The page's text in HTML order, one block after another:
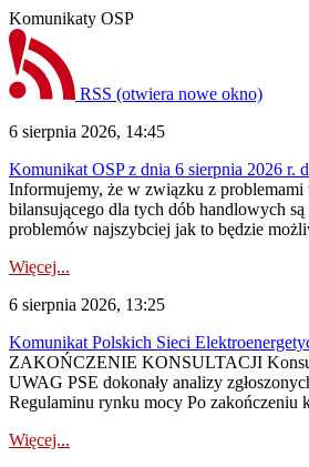
Komunikaty OSP
RSS (otwiera nowe okno)
6 sierpnia 2026, 14:45
Komunikat OSP z dnia 6 sierpnia 2026 r.
Informujemy, że w związku z problemami
bilansującego dla tych dób handlowych
problemów najszybciej jak to będzie
Więcej...
6 sierpnia 2026, 13:25
Komunikat Polskich Sieci
ZAKOŃCZENIE KONSULTACJI
UWAG PSE dokonały analizy
Regulaminu rynku mocy Po zakończeniu
Więcej...